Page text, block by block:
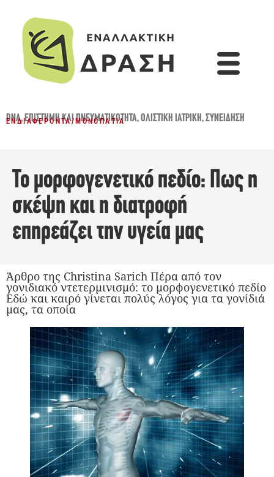
DNA,ΕΠΙΣΤΉΜΗ ΚΑΙ ΠΝΕΥΜΑΤΙΚΌΤΗΤΑ,ΟΛΙΣΤΙΚΉ ΙΑΤΡΙΚΉ,ΣΥΝΕΊΔΗΣΗ
ΕΝΔΙΑΦΈΡΟΝΤΑ/ ΜΟΝΟΠΆΤΙΑ
Το μορφογενετικό πεδίο: Πως η
σκέψη και η διατροφή
επηρεάζει την υγεία μας
Άρθρο της Christina Sarich Πέρα από τον
γονιδιακό ντετερμινισμό: το μορφογενετικό πεδίο
Εδώ και καιρό γίνεται πολύς λόγος για τα γονίδιά
μας, τα οποία